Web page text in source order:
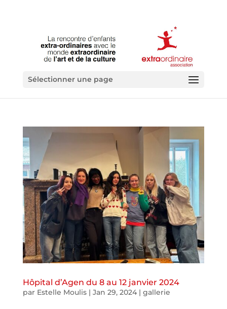
Sélectionner une page
Hôpital d’Agen du 8 au 12 janvier 2024
par Estelle Moulis| Jan 29, 2024| gallerie